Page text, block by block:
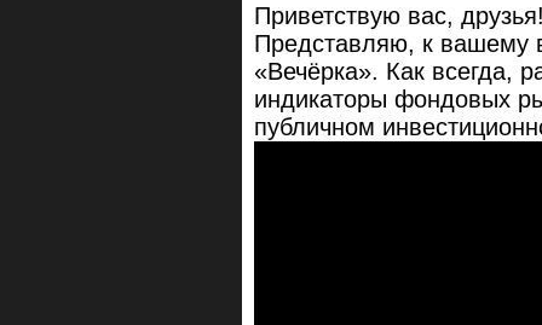
Приветствую вас,
Представляю, к вашему
«Вечёрка». Как всегда,
индикаторы фондовых
публичном